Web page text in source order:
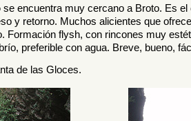
se encuentra muy cercano a Broto. Es
y retorno. Muchos alicientes que
Formación flysh, con rincones muy
preferible con agua. Breve, bueno,
de las Gloces.